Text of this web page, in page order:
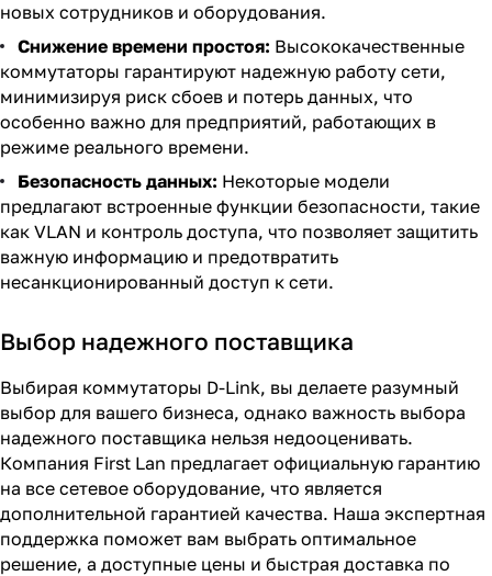
новых сотрудников и оборудования.
Снижение времени простоя: Высококачественные
коммутаторы гарантируют надежную работу сети,
минимизируя риск сбоев и потерь данных, что
особенно важно для предприятий, работающих в
режиме реального времени.
Безопасность данных: Некоторые модели
предлагают встроенные функции безопасности, такие
как VLAN и контроль доступа, что позволяет защитить
важную информацию и предотвратить
несанкционированный доступ к сети.
Выбор надежного поставщика
Выбирая коммутаторы D-Link, вы делаете разумный
выбор для вашего бизнеса, однако важность выбора
надежного поставщика нельзя недооценивать.
Компания First Lan предлагает официальную гарантию
на все сетевое оборудование, что является
дополнительной гарантией качества. Наша экспертная
поддержка поможет вам выбрать оптимальное
решение, а доступные цены и быстрая доставка по